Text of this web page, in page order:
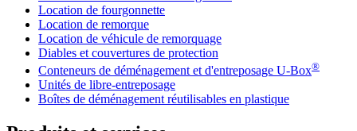
Location de fourgonnette
Location de remorque
Location de véhicule de remorquage
Diables et couvertures de protection
Conteneurs de déménagement et d'entreposage U-Box®
Unités de libre-entreposage
Boîtes de déménagement réutilisables en plastique